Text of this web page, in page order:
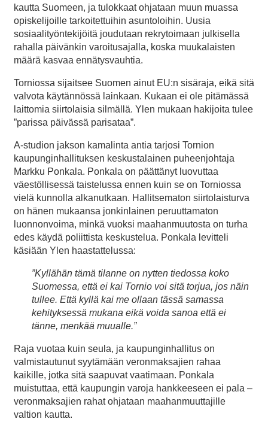
kautta Suomeen, ja tulokkaat ohjataan muun muassa
opiskelijoille tarkoitettuihin asuntoloihin. Uusia
sosiaalityöntekijöitä joudutaan rekrytoimaan julkisella
rahalla päivänkin varoitusajalla, koska muukalaisten
määrä kasvaa ennätysvauhtia.
Torniossa sijaitsee Suomen ainut EU:n sisäraja, eikä sitä
valvota käytännössä lainkaan. Kukaan ei ole pitämässä
laittomia siirtolaisia silmällä. Ylen mukaan hakijoita tulee
”parissa päivässä parisataa”.
A-studion jakson kamalinta antia tarjosi Tornion
kaupunginhallituksen keskustalainen puheenjohtaja
Markku Ponkala. Ponkala on päättänyt luovuttaa
väestöllisessä taistelussa ennen kuin se on Torniossa
vielä kunnolla alkanutkaan. Hallitsematon siirtolaisturva
on hänen mukaansa jonkinlainen peruuttamaton
luonnonvoima, minkä vuoksi maahanmuutosta on turha
edes käydä poliittista keskustelua. Ponkala levitteli
käsiään Ylen haastattelussa:
”Kyllähän tämä tilanne on nytten tiedossa koko
Suomessa, että ei kai Tornio voi sitä torjua, jos näin
tullee. Että kyllä kai me ollaan tässä samassa
kehityksessä mukana eikä voida sanoa että ei
tänne, menkää muualle.”
Raja vuotaa kuin seula, ja kaupunginhallitus on
valmistautunut syytämään veronmaksajien rahaa
kaikille, jotka sitä saapuvat vaatimaan. Ponkala
muistuttaa, että kaupungin varoja hankkeeseen ei pala –
veronmaksajien rahat ohjataan maahanmuuttajille
valtion kautta.